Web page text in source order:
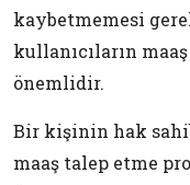
kaybetmemesi
kullanıcıların
önemlidir.
Bir kişinin hak
maaş talep etme